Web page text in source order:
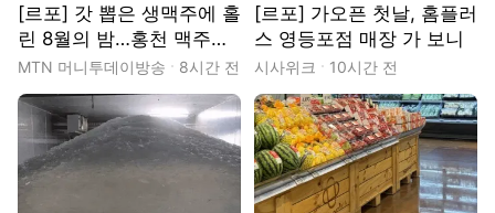
[르포] 갓 뽑은 생맥주에 홀
린 8월의 밤…홍천 맥주축
제, '골목상권 활성화' 통했
다
MTN 머니투데이방송 8시간 전
[르포] 가오픈 첫날, 홈플러
스 영등포점 매장 가 보니
시사위크 10시간 전